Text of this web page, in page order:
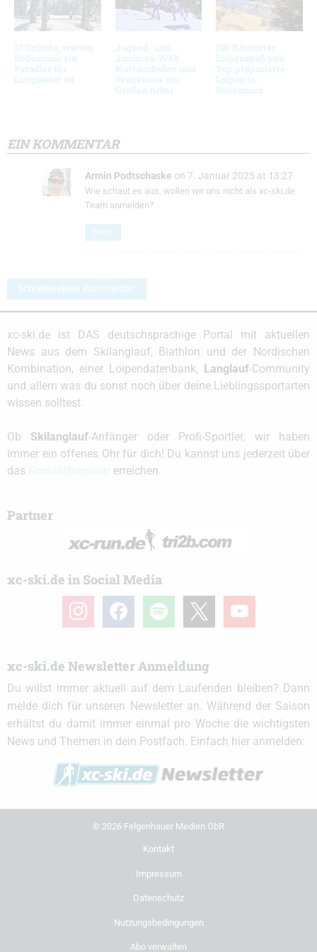
10 Gründe, warum
Bodenmais ein
Paradies für
Langläufer ist
Jugend- und
Junioren-WM:
Biathlonfieber und
Weltklasse am
Großen Arber
100 Kilometer
Loipenspaß pur:
Top präparierte
Loipen in
Bodenmais
EIN KOMMENTAR
Armin Podtschaske on 7. Januar 2025 at 13:27
Wie schaut es aus, wollen wir uns nicht als xc-ski.de
Team anmelden?
Reply
Schreibe einen Kommentar
xc-ski.de ist DAS deutschsprachige Portal mit aktuellen
News aus dem Skilanglauf, Biathlon und der Nordischen
Kombination, einer Loipendatenbank,
Langlauf-Community
und allem was du sonst noch über deine Lieblingssportarten
wissen solltest.
Ob Skilanglauf-Anfänger oder Profi-Sportler, wir haben
immer ein offenes Ohr für dich! Du kannst uns jederzeit über
das
erreichen.
Partner
xc-ski.de in Social Media
instagramfacebook spotify youtube
xc-ski.de Newsletter Anmeldung
Du willst immer aktuell auf dem Laufenden bleiben? Dann
melde dich für unseren Newsletter an. Während der Saison
erhältst du damit immer einmal pro Woche die wichtigsten
News und Themen in dein Postfach. Einfach hier anmelden:
© 2026 Felgenhauer Medien GbR
Kontakt
Impressum
Datenschutz
Nutzungsbedingungen
Abo verwalten